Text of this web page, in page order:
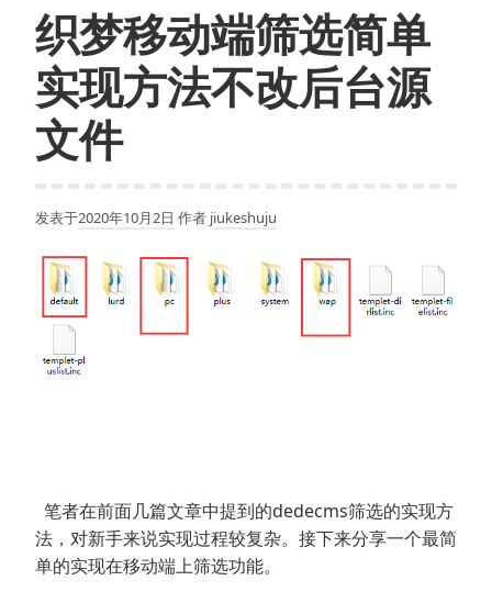
织梦移动端筛选简单
实现方法不改后台源
文件
发表于2020年10月2日 作者 jiukeshuju
笔者在前面几篇文章中提到的dedecms筛选的实现方
法，对新手来说实现过程较复杂。接下来分享一个最简
单的实现在移动端上筛选功能。